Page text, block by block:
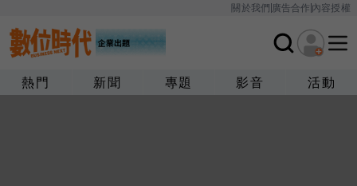
關於我們廣告合作內容授權
熱門 新聞 專題 影音 活動